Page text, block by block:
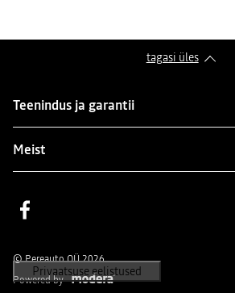
tagasi üles
Teenindus ja garantii
Meist
© Pereauto OÜ 2026
Powered by